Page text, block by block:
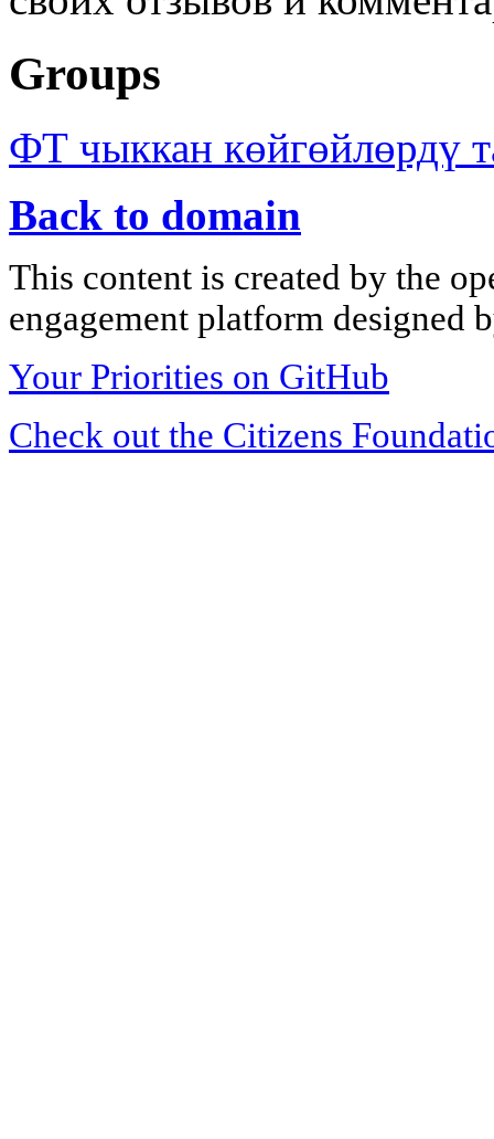
Groups
ФТ чыккан көйгөйлөрдү
Back to domain
This content is created by the
engagement platform designed
Your Priorities on GitHub
Check out the Citizens